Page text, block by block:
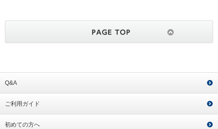
Q&A
ご利用ガイド
初めての方へ